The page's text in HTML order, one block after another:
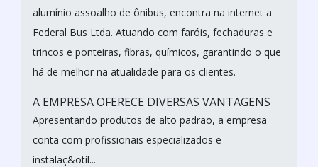
alumínio assoalho de ônibus, encontra na internet a
Federal Bus Ltda. Atuando com faróis, fechaduras e
trincos e ponteiras, fibras, químicos, garantindo o que
há de melhor na atualidade para os clientes.
A EMPRESA OFERECE DIVERSAS VANTAGENS
Apresentando produtos de alto padrão, a empresa
conta com profissionais especializados e
instalaç&otil...